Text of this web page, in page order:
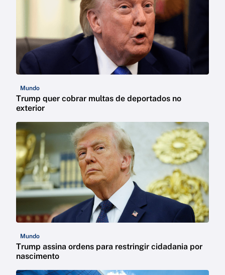
Mundo
Trump quer cobrar multas de deportados no
exterior
Mundo
Trump assina ordens para restringir cidadania por
nascimento